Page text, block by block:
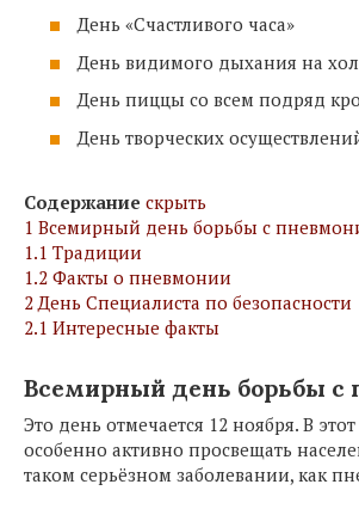
День «Счастливого часа»
День видимого дыхания на
День пиццы со всем подряд
День творческих
Содержание скрыть
1 Всемирный день борьбы с
1.1 Традиции
1.2 Факты о пневмонии
2 День Специалиста по безопасности
2.1 Интересные факты
Всемирный день борьбы с
Это день отмечается 12 ноября. В
особенно активно просвещать
таком серьёзном заболевании, как